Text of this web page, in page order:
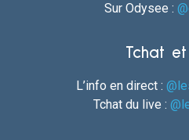
Sur Odysee :
Tchat
L’info en direct :
Tchat du live :